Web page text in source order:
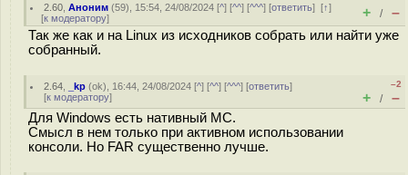
2.60 ,Аноним (59), 15:54, 24/08/2024 [^] [^^] [^^^] [ответить][↑]
[к модератору] + / –
Так же как и на Linux из исходников собрать или найти уже
собранный.
2.64 _kp (ok), 16:44, 24/08/2024 [^] [^^] [^^^] [ответить]
[к модератору]
–2
+ / –
Для Windows есть нативный MC.
Смысл в нем только при активном использовании
консоли. Но FAR существенно лучше.